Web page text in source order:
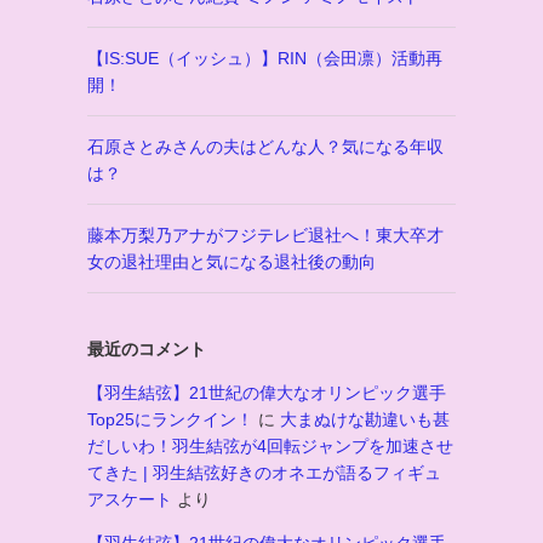
【IS:SUE（イッシュ）】RIN（会田凛）活動再
開！
石原さとみさんの夫はどんな人？気になる年収
は？
藤本万梨乃アナがフジテレビ退社へ！東大卒才
女の退社理由と気になる退社後の動向
最近のコメント
【羽生結弦】21世紀の偉大なオリンピック選手
Top25にランクイン！
に 大まぬけな勘違いも甚
だしいわ！羽生結弦が4回転ジャンプを加速させ
てきた | 羽生結弦好きのオネエが語るフィギュ
アスケート より